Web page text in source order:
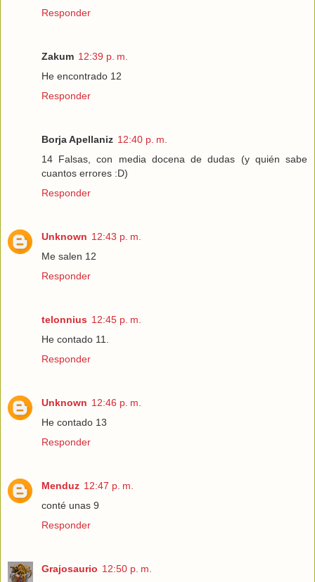
Responder
Zakum 12:39 p. m.
He encontrado 12
Responder
Borja Apellaniz 12:40 p. m.
14 Falsas, con media docena de dudas (y quién sabe
cuantos errores :D)
Responder
Unknown 12:43 p. m.
Me salen 12
Responder
telonnius 12:45 p. m.
He contado 11.
Responder
Unknown 12:46 p. m.
He contado 13
Responder
Menduz 12:47 p. m.
conté unas 9
Responder
Grajosaurio 12:50 p. m.